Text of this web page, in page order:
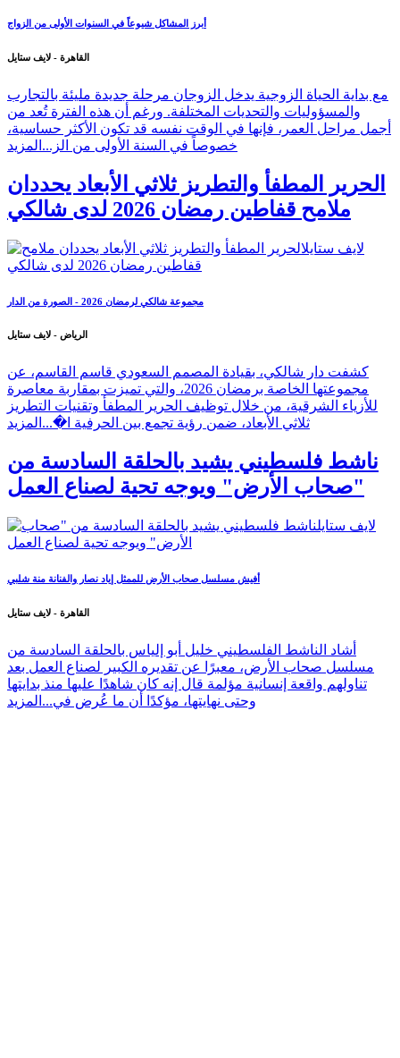
أبرز المشاكل شيوعاً في السنوات الأولى من الزواج
القاهرة - لايف ستايل
مع بداية الحياة الزوجية يدخل الزوجان مرحلة جديدة مليئة بالتجارب
والمسؤوليات والتحديات المختلفة. ورغم أن هذه الفترة تُعد من
أجمل مراحل العمر، فإنها في الوقت نفسه قد تكون الأكثر حساسية،
خصوصاً في السنة الأولى من الز... المزيد
الحرير المطفأ والتطريز ثلاثي الأبعاد يحددان
ملامح قفاطين رمضان 2026 لدى شالكي
مجموعة شالكي لرمضان 2026 - الصورة من الدار
الرياض - لايف ستايل
كشفت دار شالكي، بقيادة المصمم السعودي قاسم القاسم، عن
مجموعتها الخاصة برمضان 2026، والتي تميزت بمقاربة معاصرة
للأزياء الشرقية، من خلال توظيف الحرير المطفأ وتقنيات التطريز
ثلاثي الأبعاد، ضمن رؤية تجمع بين الحرفية ا�... المزيد
ناشط فلسطيني يشيد بالحلقة السادسة من
"صحاب الأرض" ويوجه تحية لصناع العمل
أفيش مسلسل صحاب الأرض للممثل إياد نصار والفنانة منة شلبي
القاهرة - لايف ستايل
أشاد الناشط الفلسطيني خليل أبو إلياس بالحلقة السادسة من
مسلسل صحاب الأرض، معبرًا عن تقديره الكبير لصناع العمل بعد
تناولهم واقعة إنسانية مؤلمة قال إنه كان شاهدًا عليها منذ بدايتها
وحتى نهايتها، مؤكدًا أن ما عُرض في... المزيد